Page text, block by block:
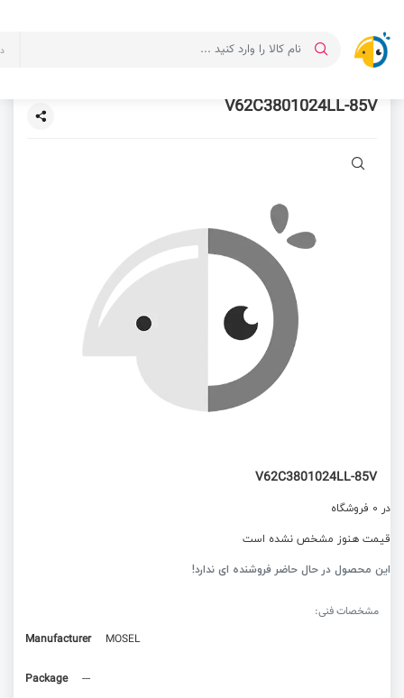
V62C3801024LL-85V
V62C3801024LL-85V
در 0 فروشگاه
قیمت هنوز مشخص نشده است
این محصول در حال حاضر فروشنده ای ندارد!
مشخصات فنی:
Manufacturer
MOSEL
Package ---